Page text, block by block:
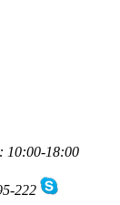
10:00-18:00
222